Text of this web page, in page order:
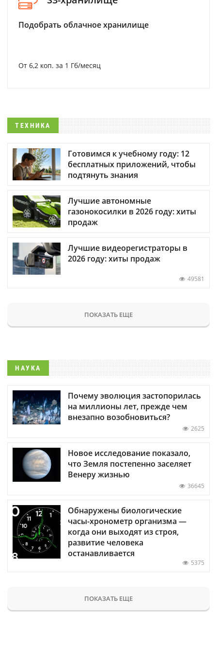
Подобрать облачное хранилище
От 6,2 коп. за 1 Гб/месяц
ТЕХНИКА
Готовимся к учебному году: 12
бесплатных приложений, чтобы
подтянуть знания
Лучшие автономные
газонокосилки в 2026 году: хиты
продаж
Лучшие видеорегистраторы в
2026 году: хиты продаж
49581
ПОКАЗАТЬ ЕЩЕ
НАУКА
Почему эволюция застопорилась
на миллионы лет, прежде чем
внезапно возобновиться?
2625
Новое исследование показало,
что Земля постепенно заселяет
Венеру жизнью
36645
Обнаружены биологические
часы-хронометр организма —
когда они выходят из строя,
развитие человека
останавливается
5375
ПОКАЗАТЬ ЕЩЕ